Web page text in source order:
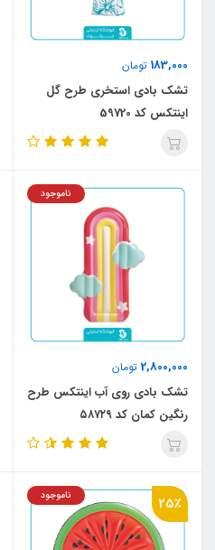
183,000 تومان
تشک بادی استخری طرح گل
اینتکس کد 59720
2,800,000 تومان
ناموجود
تشک بادی روی آب اینتکس طرح
رنگین کمان کد ۵۸۷۲۹
25٪ ناموجود